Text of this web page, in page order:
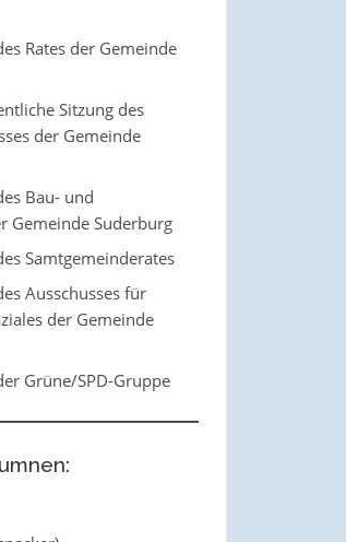
Rates der Gemeinde
Sitzung des
der Gemeinde
Bau- und
Gemeinde Suderburg
Samtgemeinderates
Ausschusses für
der Gemeinde
Grüne/SPD-Gruppe